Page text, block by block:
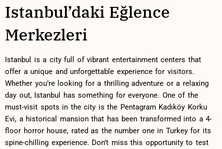
Istanbul’daki Eğlence
Merkezleri
Istanbul ‍is​ a ​city full of vibrant entertainment ‍centers that
offer a unique and unforgettable experience for visitors.
Whether you’re looking for a thrilling adventure or a relaxing
day out, ​Istanbul​ has something for everyone. One⁤ of the‌
must-visit⁤ spots in the⁢ city is the Pentagram Kadıköy Korku
Evi, a ⁢historical mansion that has been transformed into a 4-
floor horror house, ‌rated as the number one in‌ Turkey for its
spine-chilling experience. Don’t miss ⁢this opportunity to‍ test